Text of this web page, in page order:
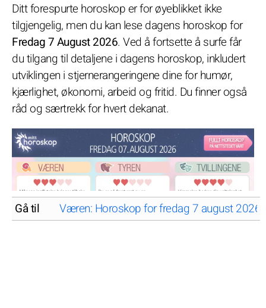
Ditt forespurte horoskop er for øyeblikket ikke
tilgjengelig, men du kan lese dagens horoskop for
Fredag 7 August 2026. Ved å fortsette å surfe får
du tilgang til detaljene i dagens horoskop, inkludert
utviklingen i stjernerangeringene dine for humør,
kjærlighet, økonomi, arbeid og fritid. Du finner også
råd og særtrekk for hvert dekanat.
Gå til Væren: Horoskop for fredag 7 august 2026